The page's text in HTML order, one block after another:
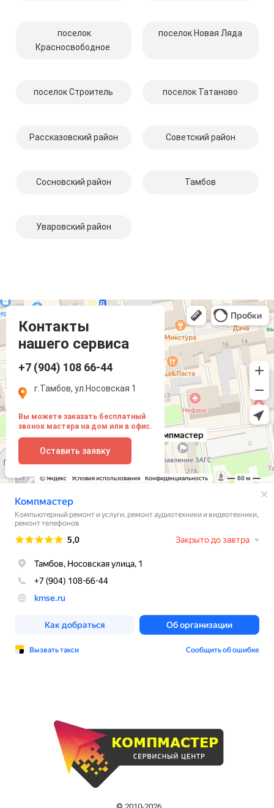
поселок
Красносвободное
поселок Новая Ляда
поселок Строитель поселок Татаново
Рассказовский район Советский район
Сосновский район Тамбов
Уваровский район
Контакты
нашего сервиса
+7 (904) 108 66-44
г.Тамбов, ул.Носовская 1
Вы можете заказать бесплатный
звонок мастера на дом или в офис.
Оставить заявку
Компмастер
Тамбов
Носовская улица, 1